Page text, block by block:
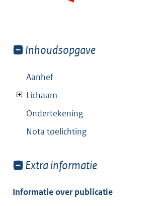
Toon
van:
Inhoudsopgave
Aanhef
Lichaam
Ondertekening
Nota toelichting
Toon
van:
Extra informatie
Informatie over publicatie